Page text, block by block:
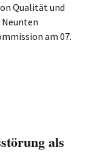
Qualität und
am 07.
legt
als